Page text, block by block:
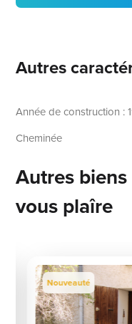
Autres
Année de construction :
Cheminée
Autres
vous plaîre
Nouveauté